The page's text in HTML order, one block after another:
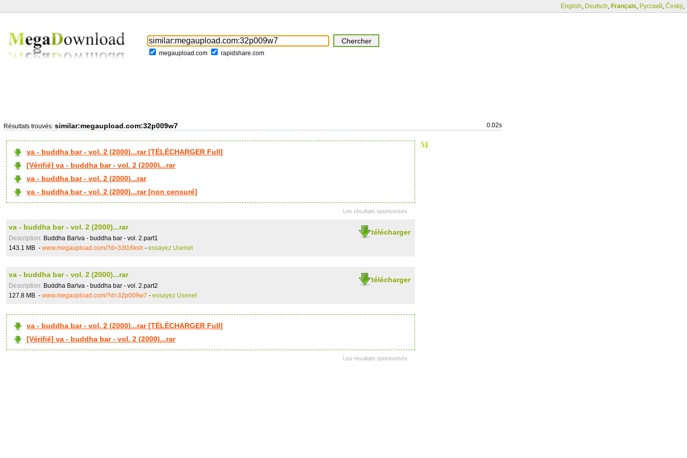
English, Deutsch, Français, Русский, Český,
megaupload.com rapidshare.com
Résultats trouvés: similar:megaupload.com:32p009w7 0.02s
va - buddha bar - vol. 2 (2000)...rar [TÉLÉCHARGER Full]
[Vérifié] va - buddha bar - vol. 2 (2000)...rar
va - buddha bar - vol. 2 (2000)...rar
va - buddha bar - vol. 2 (2000)...rar [non censuré]
Les résultats sponsorisés
télécharger
va - buddha bar - vol. 2 (2000)...rar
Description: Buddha Bar\va - buddha bar - vol. 2.part1
143.1 MB - www.megaupload.com/?d=33t16ksh - essayez Usenet
télécharger
va - buddha bar - vol. 2 (2000)...rar
Description: Buddha Bar\va - buddha bar - vol. 2.part2
127.8 MB - www.megaupload.com/?d=32p009w7 - essayez Usenet
va - buddha bar - vol. 2 (2000)...rar [TÉLÉCHARGER Full]
[Vérifié] va - buddha bar - vol. 2 (2000)...rar
Les résultats sponsorisés